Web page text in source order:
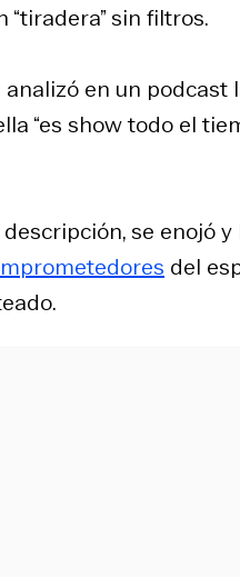
sin filtros.
en un
“es show todo el
se enojó
del